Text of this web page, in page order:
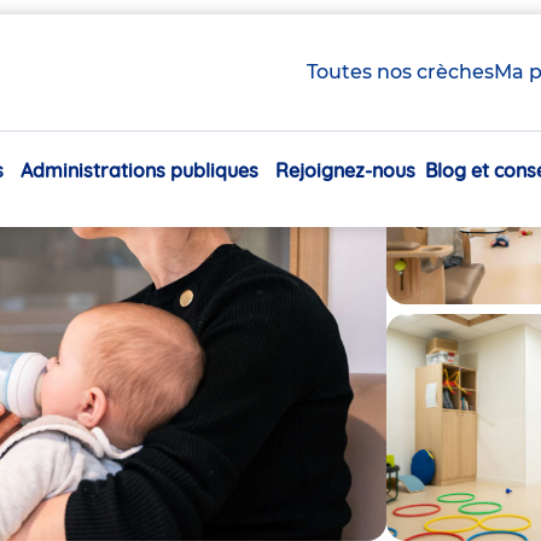
Toutes nos crèchesMa
Navigation
Administrations publiques Rejoignez-nous Blog et